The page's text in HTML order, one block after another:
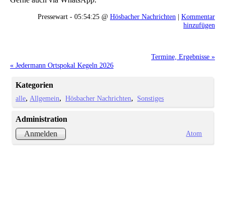
Pressewart - 05:54:25 @ Hösbacher Nachrichten | Kommentar
hinzufügen
Termine, Ergebnisse »
« Jedermann Ortspokal Kegeln 2026
Kategorien
alle Allgemein Hösbacher Nachrichten Sonstiges
Administration
Anmelden
Atom